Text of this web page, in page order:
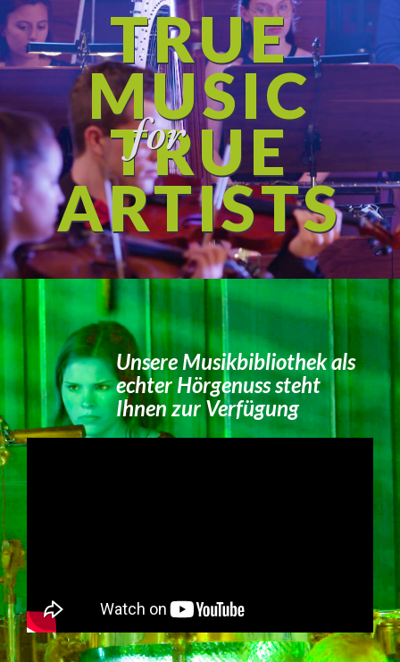
TRUE
MUSIC
TRUE
ARTISTS
for
Unsere Musikbibliothek als
echter Hörgenuss steht
Ihnen zur Verfügung